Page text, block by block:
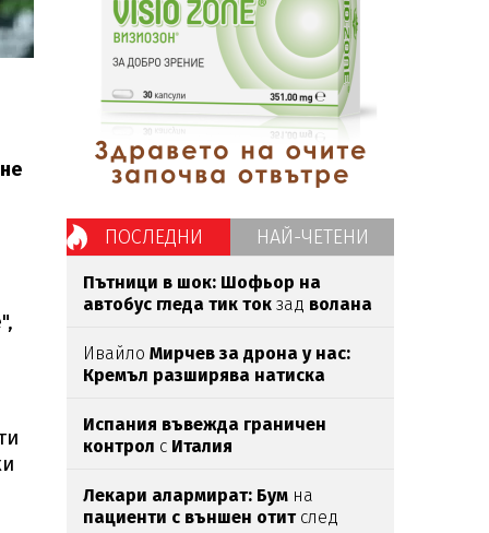
ПОСЛЕДНИ НАЙ-ЧЕТЕНИ
Пътници в шок: Шофьор на
автобус гледа тик ток зад волана
Ивайло Мирчев за дрона у нас:
Кремъл разширява натиска
Испания въвежда граничен
контрол с Италия
Лекари алармират: Бум на
пациенти с външен отитслед